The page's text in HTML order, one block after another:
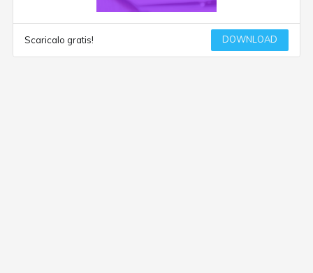
Scaricalo gratis! DOWNLOAD